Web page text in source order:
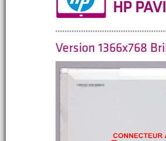
HP
Version 1366x768